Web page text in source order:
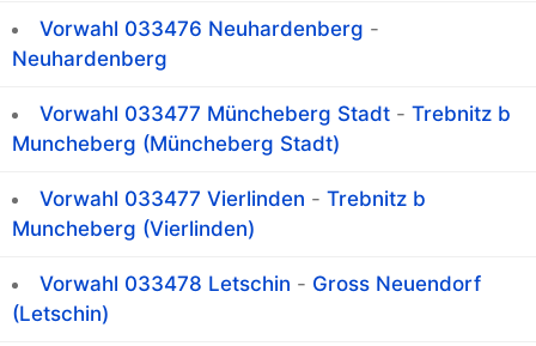
Vorwahl 033476 Neuhardenberg -
Neuhardenberg
Vorwahl 033477 Müncheberg Stadt - Trebnitz b
Muncheberg (Müncheberg Stadt)
Vorwahl 033477 Vierlinden - Trebnitz b
Muncheberg (Vierlinden)
Vorwahl 033478 Letschin - Gross Neuendorf
(Letschin)